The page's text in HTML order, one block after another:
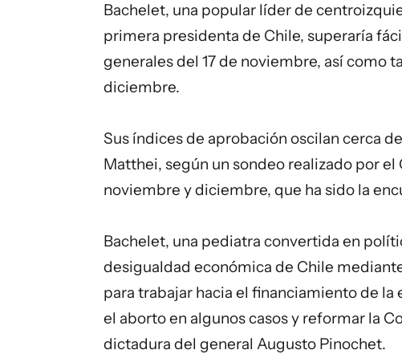
Bachelet, una popular líder de
primera presidenta de Chile, superaría
generales del 17 de noviembre, así como
diciembre.
Sus índices de aprobación oscilan cerca
Matthei, según un sondeo realizado por
noviembre y diciembre, que ha sido la
Bachelet, una pediatra convertida en
desigualdad económica de Chile
para trabajar hacia el financiamiento de
el aborto en algunos casos y reformar la
dictadura del general Augusto Pinochet.